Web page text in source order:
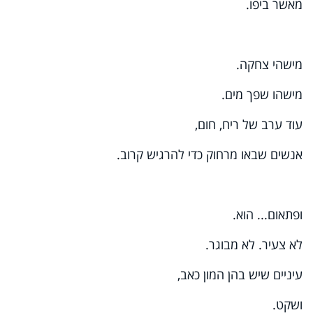
מאשר ביפו.
מישהי צחקה.
מישהו שפך מים.
עוד ערב של ריח, חום,
אנשים שבאו מרחוק כדי להרגיש קרוב.
ופתאום... הוא.
לא צעיר. לא מבוגר.
עיניים שיש בהן המון כאב,
ושקט.